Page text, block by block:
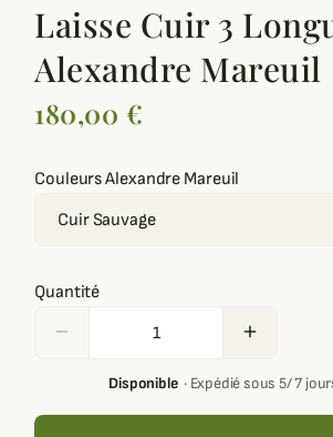
Laisse Cuir 3
Alexandre Mareuil
180,00 €
Couleurs Alexandre Mareuil
Quantité
remove add
Disponible· Expédié sous 5/ 7